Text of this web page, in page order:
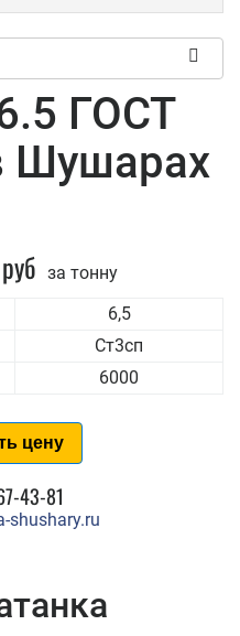
ГОСТ
Шушарах
за тонну
6,5
Ст3сп
6000
цену
43-81
shushary.ru